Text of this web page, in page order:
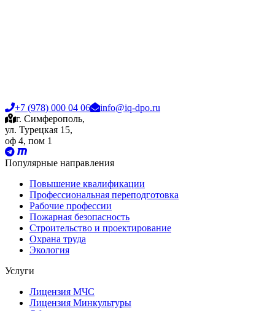
+7 (978) 000 04 06
info@iq-dpo.ru
г. Симферополь,
ул. Турецкая 15,
оф 4, пом 1
Популярные направления
Повышение квалификации
Профессиональная переподготовка
Рабочие профессии
Пожарная безопасность
Строительство и проектирование
Охрана труда
Экология
Услуги
Лицензия МЧС
Лицензия Минкультуры